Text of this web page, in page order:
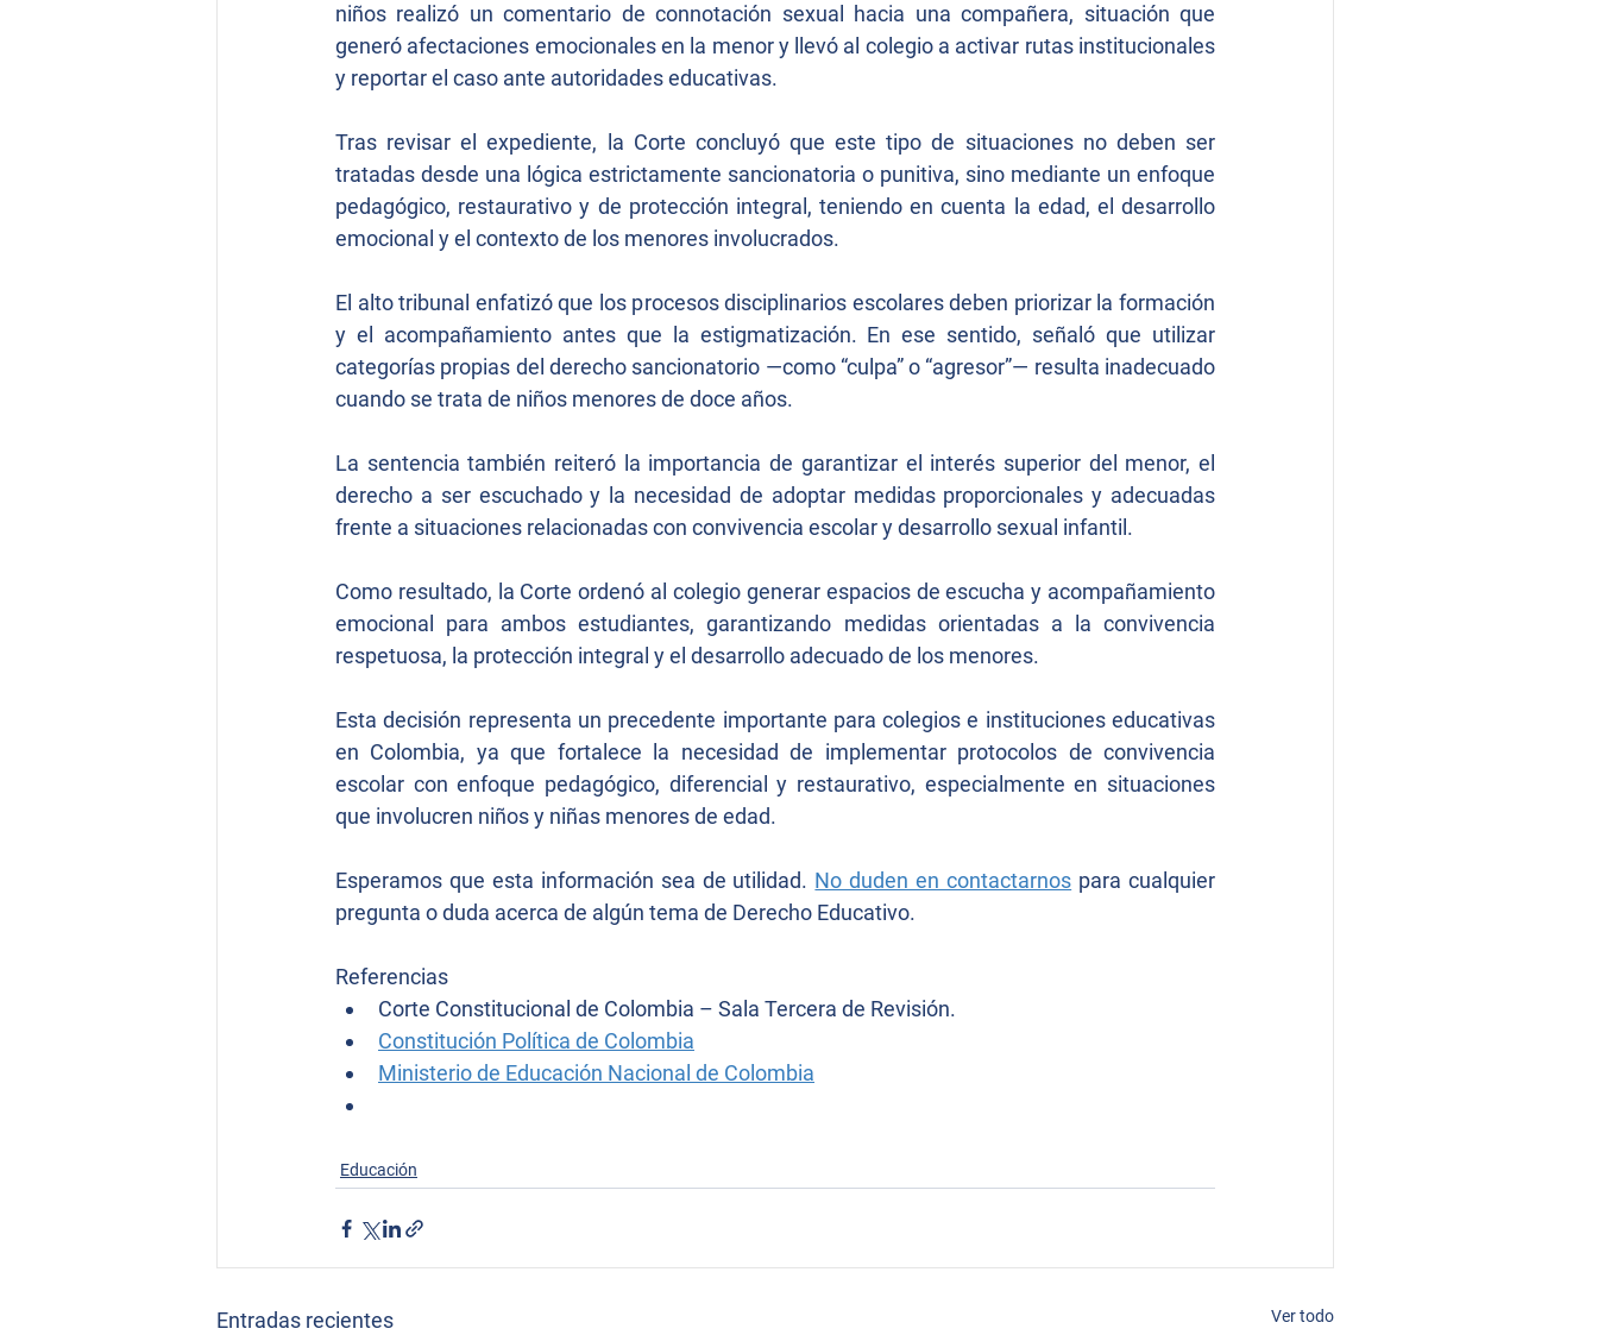
niños realizó un comentario de connotación sexual hacia una compañera, situación que
generó afectaciones emocionales en la menor y llevó al colegio a activar rutas institucionales
y reportar el caso ante autoridades educativas.
Tras revisar el expediente, la Corte concluyó que este tipo de situaciones no deben ser
tratadas desde una lógica estrictamente sancionatoria o punitiva, sino mediante un enfoque
pedagógico, restaurativo y de protección integral, teniendo en cuenta la edad, el desarrollo
emocional y el contexto de los menores involucrados.
El alto tribunal enfatizó que los procesos disciplinarios escolares deben priorizar la formación
y el acompañamiento antes que la estigmatización. En ese sentido, señaló que utilizar
categorías propias del derecho sancionatorio —como “culpa” o “agresor”— resulta inadecuado
cuando se trata de niños menores de doce años.
La sentencia también reiteró la importancia de garantizar el interés superior del menor, el
derecho a ser escuchado y la necesidad de adoptar medidas proporcionales y adecuadas
frente a situaciones relacionadas con convivencia escolar y desarrollo sexual infantil.
Como resultado, la Corte ordenó al colegio generar espacios de escucha y acompañamiento
emocional para ambos estudiantes, garantizando medidas orientadas a la convivencia
respetuosa, la protección integral y el desarrollo adecuado de los menores.
Esta decisión representa un precedente importante para colegios e instituciones educativas
en Colombia, ya que fortalece la necesidad de implementar protocolos de convivencia
escolar con enfoque pedagógico, diferencial y restaurativo, especialmente en situaciones
que involucren niños y niñas menores de edad.
Esperamos que esta información sea de utilidad. No duden en contactarnos para cualquier
pregunta o duda acerca de algún tema de Derecho Educativo.
Referencias
Corte Constitucional de Colombia – Sala Tercera de Revisión.
Constitución Política de Colombia
Ministerio de Educación Nacional de Colombia
Educación
Entradas recientes Ver todo